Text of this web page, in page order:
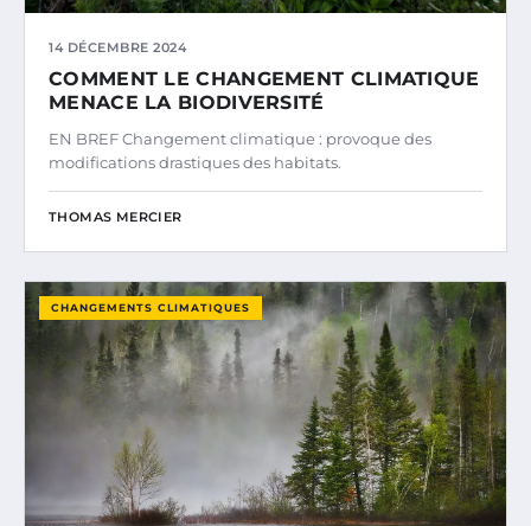
14 DÉCEMBRE 2024
COMMENT LE CHANGEMENT CLIMATIQUE
MENACE LA BIODIVERSITÉ
EN BREF Changement climatique : provoque des
modifications drastiques des habitats.
THOMAS MERCIER
CHANGEMENTS CLIMATIQUES